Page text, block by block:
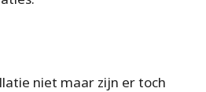
niet maar zijn er toch